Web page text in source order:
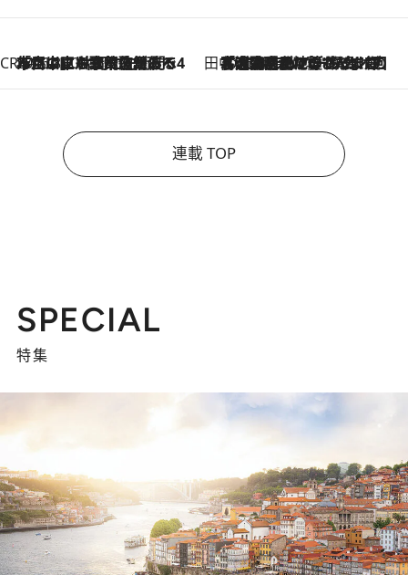
CREA'S CHOICE
2026.8.7
「立川にも歌舞伎があるんだよ」 片岡仁左衛門・市川中車ら豪華座組みで4年目の立川立飛歌舞伎へ 田中稲の勝手に再ブーム
2026.8.7
「湘南乃風に憧れて」観客大盛上がりの“タオル回し”に、ラッパー顔負けの高速歌唱まで…さだまさし（74）のアグレッシブすぎる現在地
連載 TOP
SPECIAL
特集